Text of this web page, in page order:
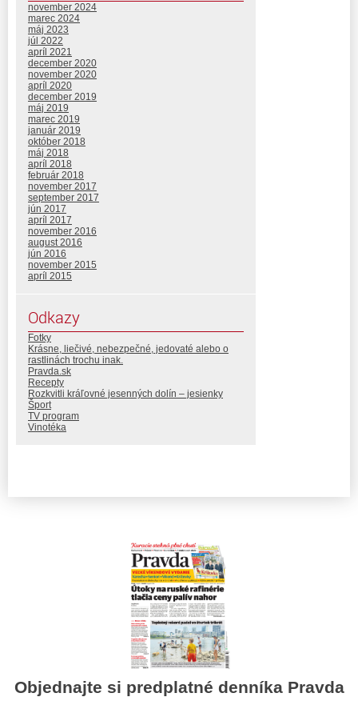
november 2024
marec 2024
máj 2023
júl 2022
apríl 2021
december 2020
november 2020
apríl 2020
december 2019
máj 2019
marec 2019
január 2019
október 2018
máj 2018
apríl 2018
február 2018
november 2017
september 2017
jún 2017
apríl 2017
november 2016
august 2016
jún 2016
november 2015
apríl 2015
Odkazy
Fotky
Krásne, liečivé, nebezpečné, jedovaté alebo o
rastlinách trochu inak.
Pravda.sk
Recepty
Rozkvitli kráľovné jesenných dolín – jesienky
Šport
TV program
Vinotéka
Objednajte si predplatné denníka Pravda